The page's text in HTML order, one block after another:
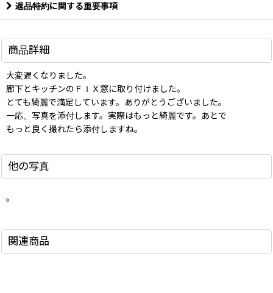
返品特約に関する重要事項
商品詳細
大変遅くなりました。
廊下とキッチンのＦＩＸ窓に取り付けました。
とても綺麗で満足しています。ありがとうございました。
一応、写真を添付します。実際はもっと綺麗です。あとで
もっと良く撮れたら添付しますね。
他の写真
。
関連商品